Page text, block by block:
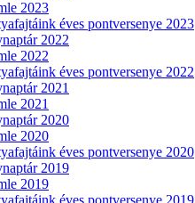
2023
éves pontversenye 2023
2022
2022
éves pontversenye 2022
2021
2021
2020
2020
éves pontversenye 2020
2019
2019
éves pontversenye 2019